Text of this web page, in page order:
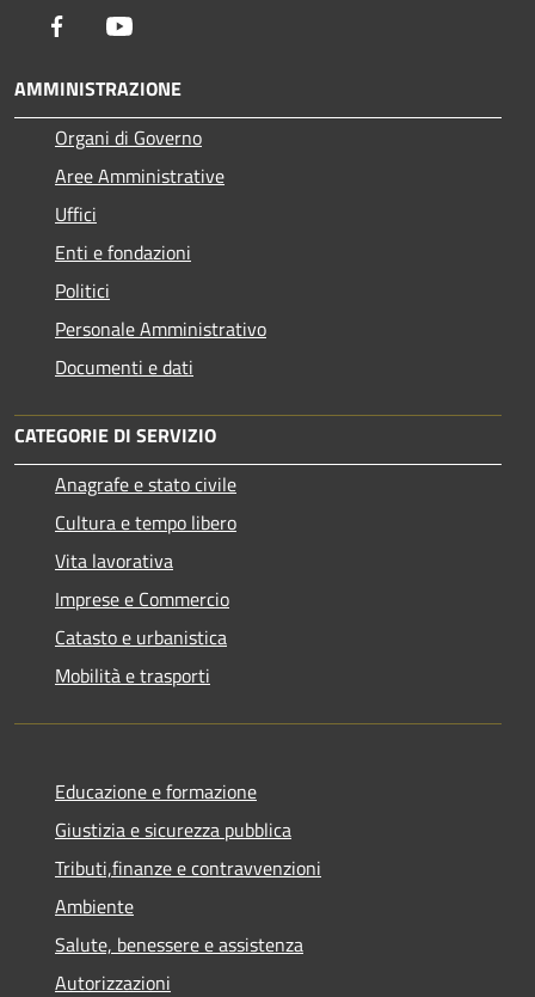
Facebook
AMMINISTRAZIONE
Organi di Governo
Aree Amministrative
Uffici
Enti e fondazioni
Politici
Personale Amministrativo
Documenti e dati
CATEGORIE DI SERVIZIO
Anagrafe e stato civile
Cultura e tempo libero
Vita lavorativa
Imprese e Commercio
Catasto e urbanistica
Mobilità e trasporti
Educazione e formazione
Giustizia e sicurezza pubblica
Tributi,finanze e contravvenzioni
Ambiente
Salute, benessere e assistenza
Autorizzazioni